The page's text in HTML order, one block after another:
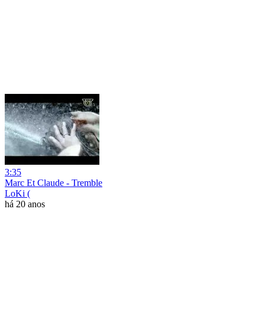
3:35
Marc Et Claude - Tremble
LoKi (
há 20 anos